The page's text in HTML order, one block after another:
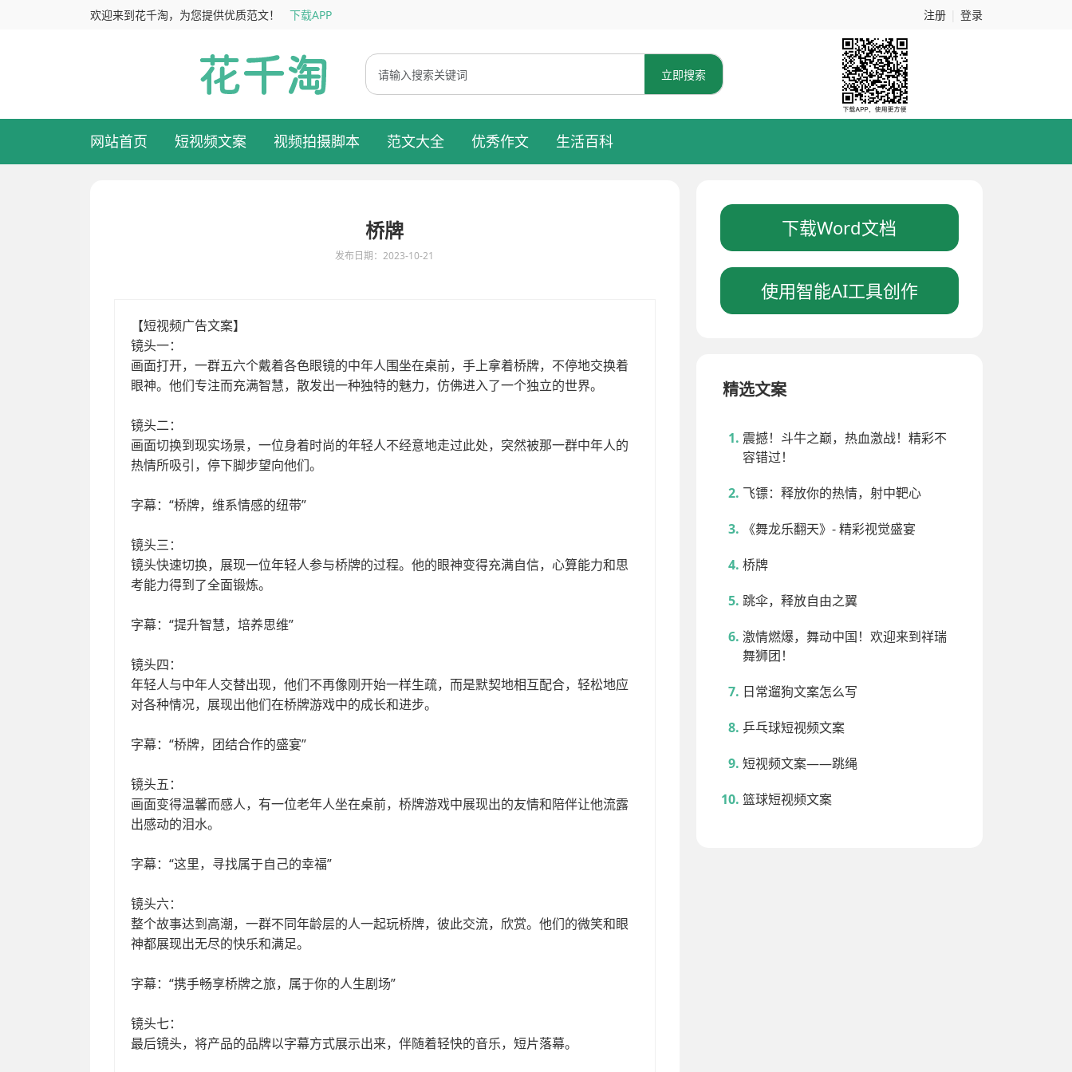
欢迎来到花千淘，为您提供优质范文！ 下载APP 注册 登录
立即搜索
网站首页 短视频文案 视频拍摄脚本 范文大全 优秀作文 生活百科
桥牌
发布日期：2023-10-21
下载Word文档
使用智能AI工具创作
精选文案
震撼！斗牛之巅，热血激战！精彩不
容错过！
飞镖：释放你的热情，射中靶心
《舞龙乐翻天》- 精彩视觉盛宴
桥牌
跳伞，释放自由之翼
激情燃爆，舞动中国！欢迎来到祥瑞
舞狮团！
日常遛狗文案怎么写
乒乓球短视频文案
短视频文案——跳绳
篮球短视频文案